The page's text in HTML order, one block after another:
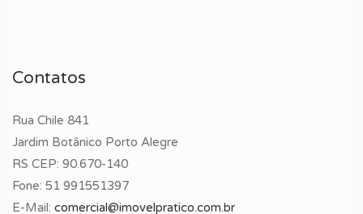
Contatos
Rua Chile 841
Jardim Botânico Porto Alegre
RS CEP: 90.670-140
Fone: 51 991551397
E-Mail: comercial@imovelpratico.com.br